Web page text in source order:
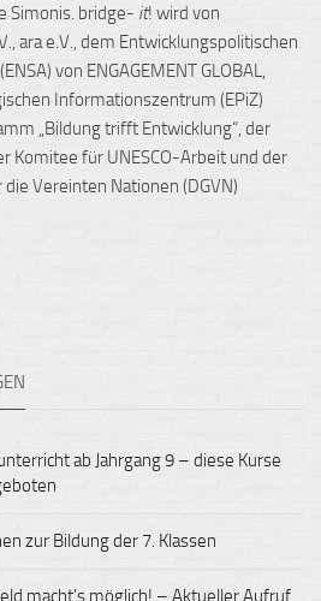
Simonis. bridge- it! wird von
ara e.V., dem Entwicklungspolitischen
von ENGAGEMENT GLOBAL,
Informationszentrum (EPiZ)
„Bildung trifft Entwicklung“, der
Komitee für UNESCO-Arbeit und der
Vereinten Nationen (DGVN)
ab Jahrgang 9 – diese Kurse
zur Bildung der 7. Klassen